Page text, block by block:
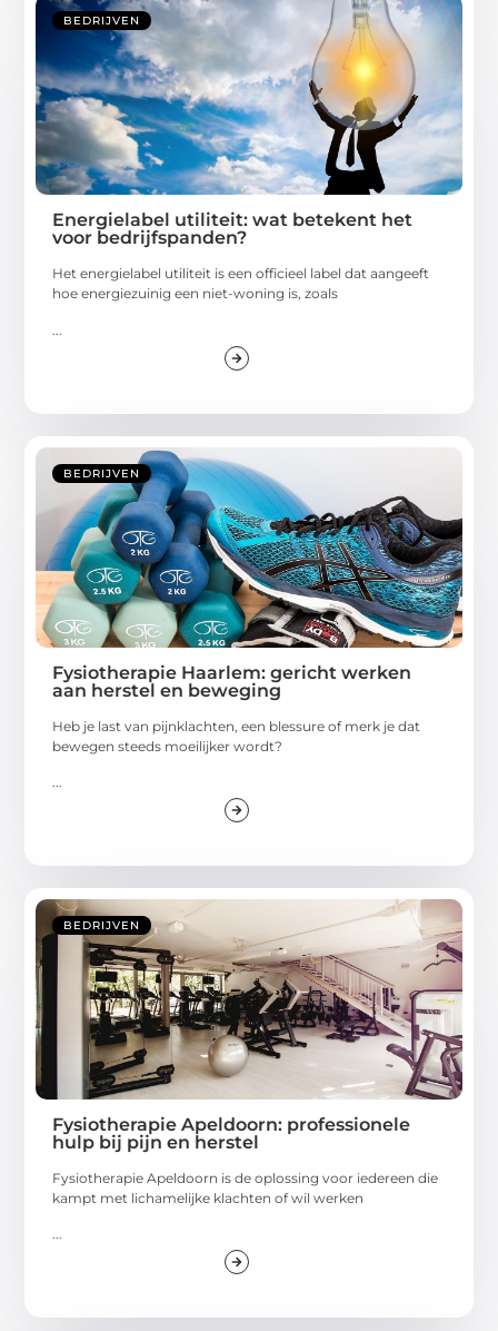
BEDRIJVEN
Energielabel utiliteit: wat betekent het
voor bedrijfspanden?
Het energielabel utiliteit is een officieel label dat aangeeft
hoe energiezuinig een niet-woning is, zoals
BEDRIJVEN
Fysiotherapie Haarlem: gericht werken
aan herstel en beweging
Heb je last van pijnklachten, een blessure of merk je dat
bewegen steeds moeilijker wordt?
...
BEDRIJVEN
Fysiotherapie Apeldoorn: professionele
hulp bij pijn en herstel
Fysiotherapie Apeldoorn is de oplossing voor iedereen die
kampt met lichamelijke klachten of wil werken
...